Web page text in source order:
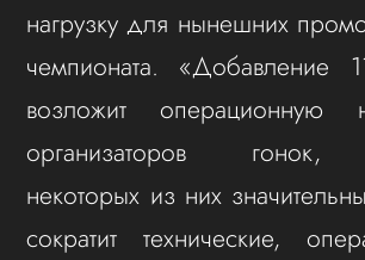
нагрузку для нынешних
чемпионата. «Добавление
возложит операционную
организаторов гонок,
некоторых из них
сократит технические,